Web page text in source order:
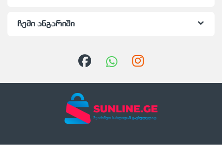
ჩემი ანგარიში